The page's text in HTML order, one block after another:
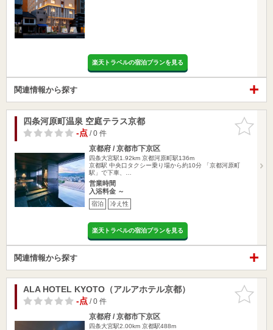
楽天トラベルの宿泊プランを見る
関連情報から探す
お気に入
りに追加
四条河原町温泉 空庭テラス京都
-点/ 0 件
京都府 / 京都市下京区
四条大宮駅1.92km 京都河原町駅136m
京都駅 中央口タクシー乗り場から約10分 「京都河原町
駅」で下車、…
営業時間
入浴料金 ～
宿泊 冷え性
楽天トラベルの宿泊プランを見る
関連情報から探す
お気に入
りに追加
ALA HOTEL KYOTO（アルアホテル京都）
-点/ 0 件
京都府 / 京都市下京区
四条大宮駅2.00km 京都駅488m